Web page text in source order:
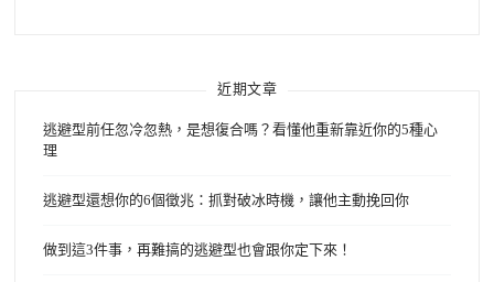
近期文章
逃避型前任忽冷忽熱，是想復合嗎？看懂他重新靠近你的5種心
理
逃避型還想你的6個徵兆：抓對破冰時機，讓他主動挽回你
做到這3件事，再難搞的逃避型也會跟你定下來！